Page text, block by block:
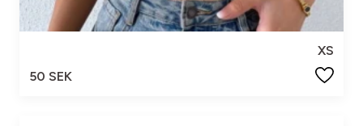
XS
50 SEK